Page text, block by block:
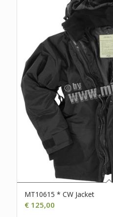
MT10615 * CW Jacket
€125,00